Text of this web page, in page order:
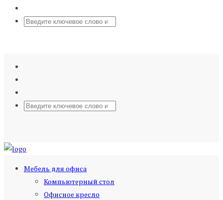
Мебель для офиса
Компьютерный стол
Офисное кресло